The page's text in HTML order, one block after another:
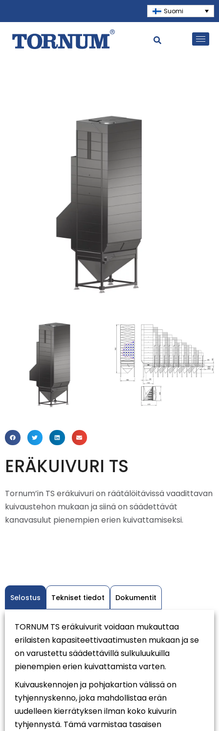
Suomi
ERÄKUIVURI TS
Tornum’in TS eräkuivuri on räätälöitävissä vaadittavan
kuivaustehon mukaan ja siinä on säädettävät
kanavasulut pienempien erien kuivattamiseksi.
Selostus Tekniset tiedot Dokumentit
TORNUM TS eräkuivurit voidaan mukauttaa
erilaisten kapasiteettivaatimusten mukaan ja se
on varustettu säädettävillä sulkuluukuilla
pienempien erien kuivattamista varten.
Kuivauskennojen ja pohjakartion välissä on
tyhjennyskenno, joka mahdollistaa erän
uudelleen kierrätyksen ilman koko kuivurin
tyhjennystä. Tämä varmistaa tasaisen